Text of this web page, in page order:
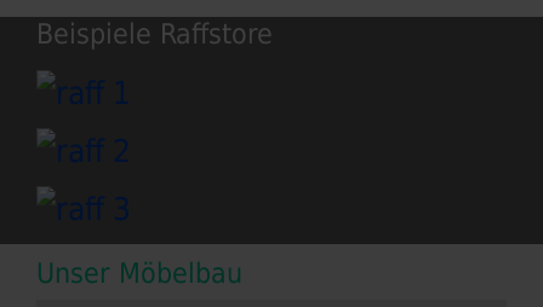
Beispiele Raffstore
Unser Möbelbau